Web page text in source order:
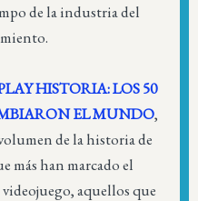
de la industria del
HISTORIA: LOS 50
EL MUNDO,
de la historia de
más han marcado el
aquellos que